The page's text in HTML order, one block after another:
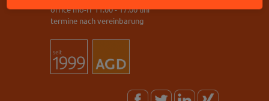
office mo-fr 11.00 - 17.00 uhr
termine nach vereinbarung